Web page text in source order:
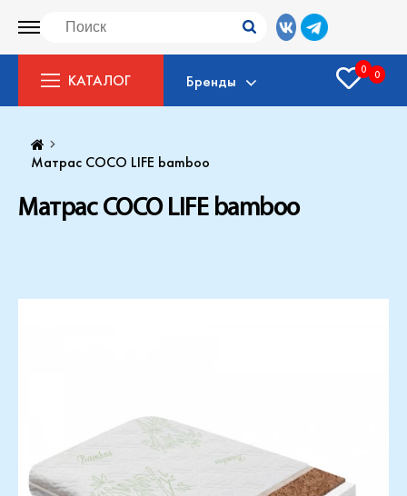
КАТАЛОГ Бренды
0 0
Матрас COCO LIFE bamboo
Матрас COCO LIFE bamboo